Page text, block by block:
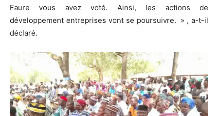
Faure vous avez voté. Ainsi, les actions de
développement entreprises vont se poursuivre. » , a-t-il
déclaré.